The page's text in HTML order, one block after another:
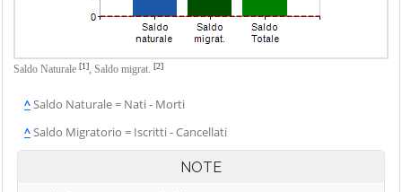
Saldo Naturale [1], Saldo migrat. [2]
^Saldo Naturale = Nati - Morti
^Saldo Migratorio = Iscritti - Cancellati
NOTE